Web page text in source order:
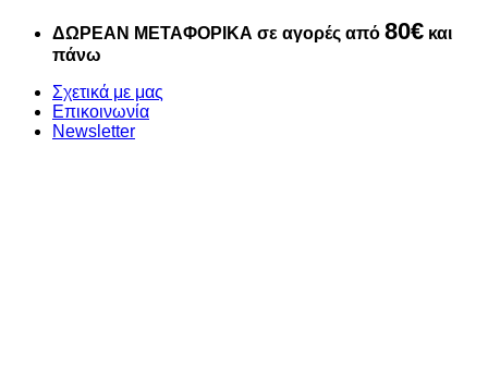
Μετάβαση
περιεχόμενο
ΔΩΡΕΑΝ ΜΕΤΑΦΟΡΙΚΑ σε αγορές από 80€ και
πάνω
Σχετικά με μας
Επικοινωνία
Newsletter